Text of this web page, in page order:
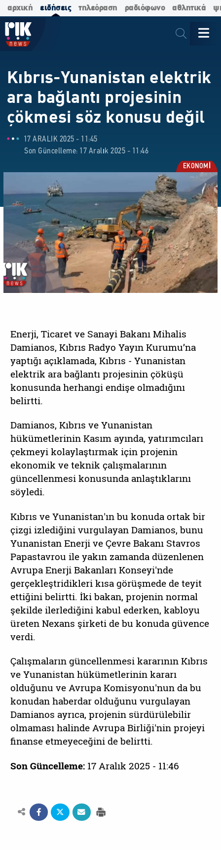
αρχική ειδήσεις τηλεόραση ραδιόφωνο αθλητικά
Kıbrıs-Yunanistan elektrik
ara bağlantı projesinin
çökmesi söz konusu değil
17 ARALIK 2025 - 11:45
Son Güncelleme: 17 Aralık 2025 - 11:46
EKONOMİ
Enerji, Ticaret ve Sanayi Bakanı Mihalis
Damianos, Kıbrıs Radyo Yayın Kurumu’na
yaptığı açıklamada, Kıbrıs - Yunanistan
elektrik ara bağlantı projesinin çöküşü
konusunda herhangi endişe olmadığını
belirtti.
Damianos, Kıbrıs ve Yunanistan
hükümetlerinin Kasım ayında, yatırımcıları
çekmeyi kolaylaştırmak için projenin
ekonomik ve teknik çalışmalarının
güncellenmesi konusunda anlaştıklarını
söyledi.
Kıbrıs ve Yunanistan'ın bu konuda ortak bir
çizgi izlediğini vurgulayan Damianos, bunu
Yunanistan Enerji ve Çevre Bakanı Stavros
Papastavrou ile yakın zamanda düzenlenen
Avrupa Enerji Bakanları Konseyi'nde
gerçekleştridikleri kısa görüşmede de teyit
ettiğini belirtti. İki bakan, projenin normal
şekilde ilerlediğini kabul ederken, kabloyu
üreten Nexans şirketi de bu konuda güvence
verdi.
Çalışmaların güncellenmesi kararının Kıbrıs
ve Yunanistan hükümetlerinin kararı
olduğunu ve Avrupa Komisyonu'nun da bu
konudan haberdar olduğunu vurgulayan
Damianos ayrıca, projenin sürdürülebilir
olmaması halinde Avrupa Birliği'nin projeyi
finanse etmeyeceğini de belirtti.
Son Güncelleme: 17 Aralık 2025 - 11:46